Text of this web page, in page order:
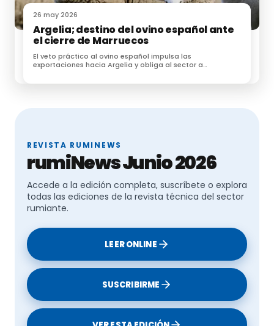
26 may 2026
Argelia; destino del ovino español ante
el cierre de Marruecos
El veto práctico al ovino español impulsa las
exportaciones hacia Argelia y obliga al sector a
REVISTA RUMINEWS
rumiNews Junio 2026
Accede a la edición completa, suscríbete o explora
todas las ediciones de la revista técnica del sector
rumiante.
LEER ONLINE
SUSCRIBIRME